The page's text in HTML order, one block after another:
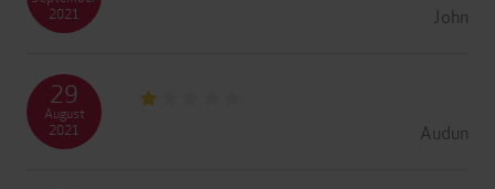
John
2021
Audun
29
August
2021